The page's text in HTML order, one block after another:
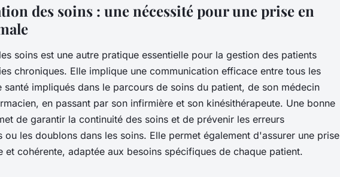
des soins : une nécessité pour une prise en
soins est une autre pratique essentielle pour la gestion des patients
chroniques. Elle implique une communication efficace entre tous les
santé impliqués dans le parcours de soins du patient, de son médecin
en passant par son infirmière et son kinésithérapeute. Une bonne
de garantir la continuité des soins et de prévenir les erreurs
ou les doublons dans les soins. Elle permet également d'assurer une prise
et cohérente, adaptée aux besoins spécifiques de chaque patient.